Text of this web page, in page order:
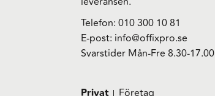
Telefon: 010 300 10 81
E-post: info@offixpro.se
Svarstider Mån-Fre 8.30-17.00
Företag